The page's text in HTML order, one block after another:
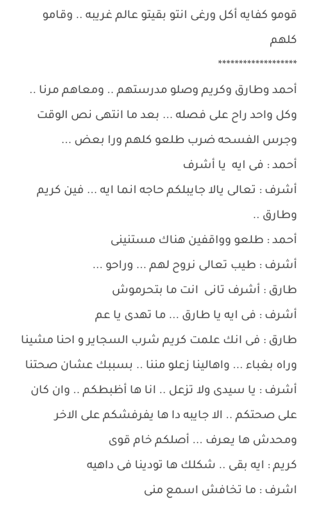
قومو كفايه أكل ورغى انتو بقيتو عالم غريبه .. وقامو
كلهم
*******************
أحمد وطارق وكريم وصلو مدرستهم .. ومعاهم مرنا ..
وكل واحد راح على فصله ... بعد ما انتهى نص الوقت
وجرس الفسحه ضرب طلعو كلهم ورا بعض ...
أحمد : فى ايه يا أشرف
أشرف : تعالى يالا جايبلكم حاجه انما ايه ... فين كريم
وطارق ..
أحمد : طلعو وواقفين هناك مستنينى
أشرف : طيب تعالى نروح لهم ... وراحو ...
طارق : أشرف تانى انت ما بتحرموش
أشرف : فى ايه يا طارق ... ما تهدى يا عم
طارق : فى انك علمت كريم شرب السجاير و احنا مشينا
وراه بغباء ... واهالينا زعلو مننا .. بسببك عشان صحتنا
أشرف : يا سيدى ولا تزعل .. انا ها أظبطكم .. وان كان
على صحتكم .. الا جايبه دا ها يفرفشكم على الاخر
ومحدش ها يعرف ... أصلكم خام قوى
كريم : ايه بقى .. شكلك ها تودينا فى داهيه
اشرف : ما تخافش اسمع منى